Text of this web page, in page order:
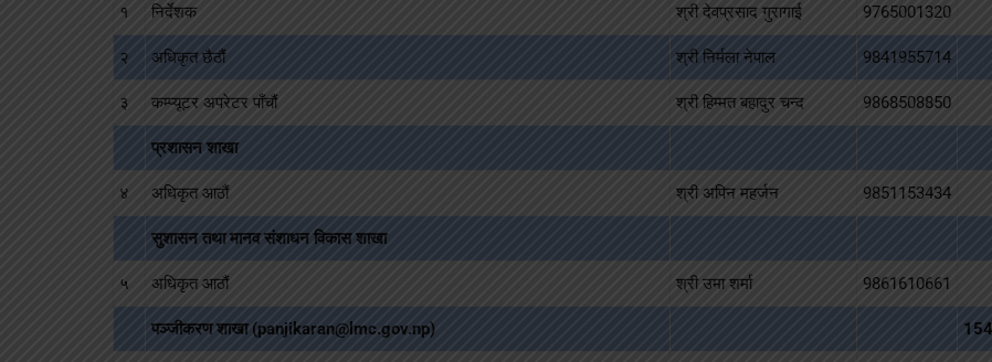
१ निर्देशक श्री देवप्रसाद गुरागाई 9765001320
२ अधिकृत छैठौं श्री निर्मला नेपाल 9841955714
३ कम्प्यूटर अपरेटर पाँचौं श्री हिम्मत बहादुर चन्द 9868508850
प्रशासन शाखा
४ अधिकृत आठौं श्री अपिन महर्जन 9851153434
सुशासन तथा मानव संशाधन विकास शाखा
५ अधिकृत आठौं श्री उमा शर्मा 9861610661
पञ्‍जीकरण शाखा (panjikaran@lmc.gov.np)